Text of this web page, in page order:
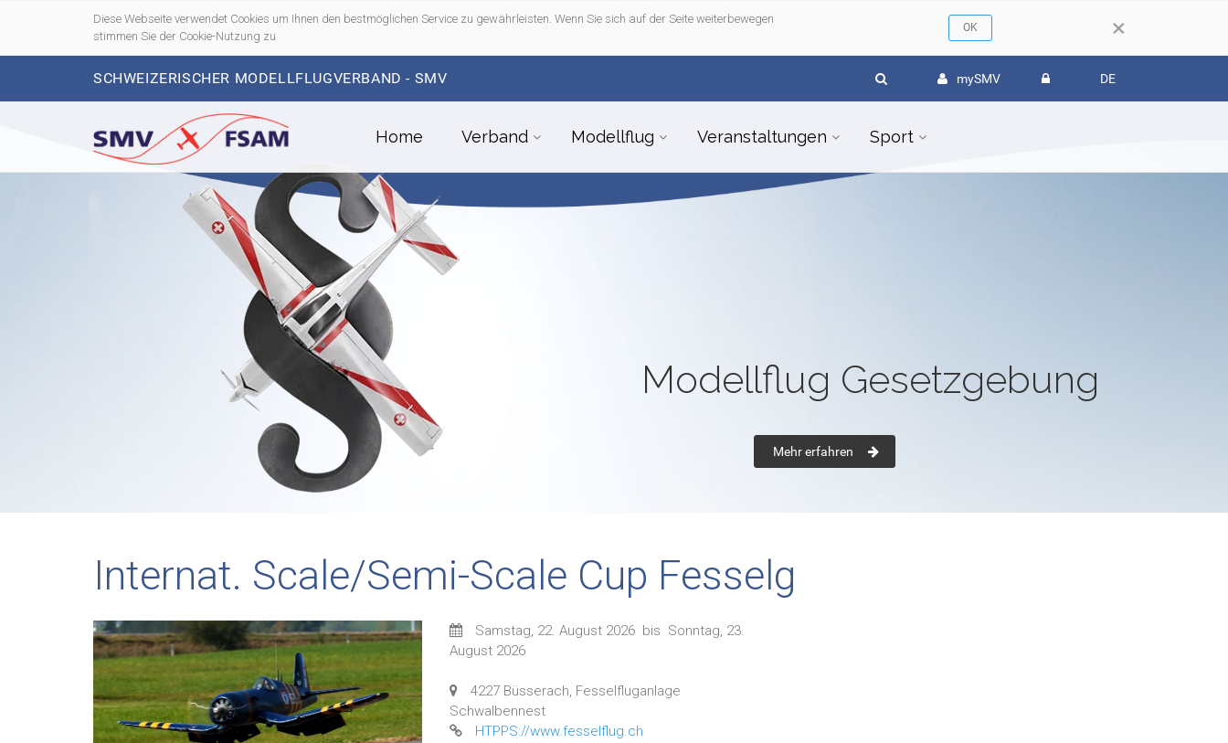
×
Diese Webseite verwendet Cookies um Ihnen den bestmöglichen Service zu gewährleisten. Wenn Sie sich auf der Seite weiterbewegen
stimmen Sie der Cookie-Nutzung zu
SCHWEIZERISCHER MODELLFLUGVERBAND - SMV mySMV DE
Home Verband Modellflug Veranstaltungen Sport
Modellflug Gesetzgebung
Mehr erfahren
Internat. Scale/Semi-Scale Cup Fesselg
Samstag, 22. August 2026 bis Sonntag, 23.
August 2026
4227 Büsserach, Fesselfluganlage
Schwalbennest
HTPPS://www.fesselflug.ch